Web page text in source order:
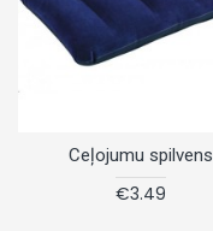
Ceļojumu spilvens
€3.49